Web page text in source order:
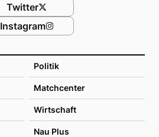
Politik
Matchcenter
Wirtschaft
Nau Plus
Twitter
Instagram